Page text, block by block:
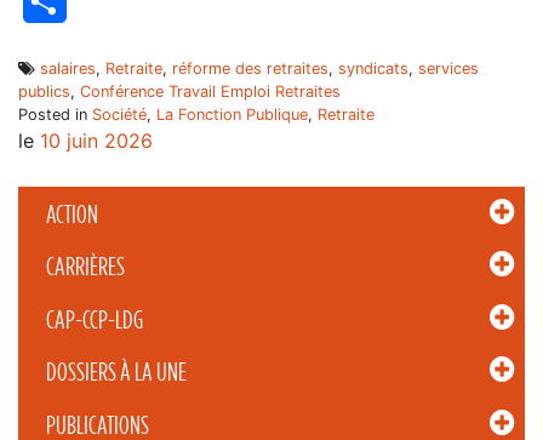
ACTION
CARRIÈRES
CAP-CCP-LDG
DOSSIERS À LA UNE
PUBLICATIONS
salaires, Retraite, réforme des retraites, syndicats, services
publics, Conférence Travail Emploi Retraites
Posted in Société, La Fonction Publique, Retraite
le 10 juin 2026